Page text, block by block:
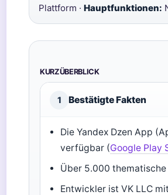
Plattform · Hauptfunktionen:
KURZÜBERBLICK
1 Bestätigte Fakten
Die Yandex Dzen App
verfügbar (Google Play
Über 5.000
Entwickler ist VK LLC